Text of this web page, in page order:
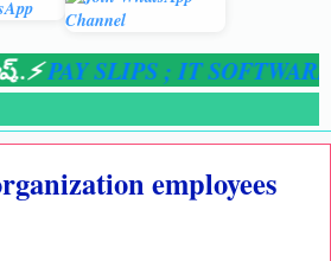
PAY SLIPS ;IT SOFTWARE
employees